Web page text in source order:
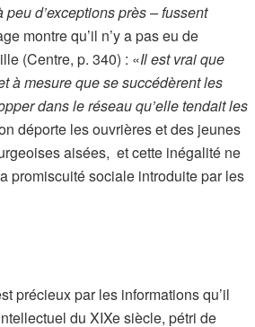
d’exceptions près – fussent
montre qu’il n’y a pas eu de
(Centre, p. 340) : «Il est vrai que
à mesure que se succédèrent les
dans le réseau qu’elle tendait les
déporte les ouvrières et des jeunes
aisées, et cette inégalité ne
promiscuité sociale introduite par les
précieux par les informations qu’il
du XIXe siècle, pétri de